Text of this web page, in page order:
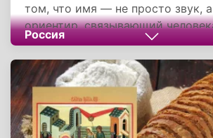
том, что имя — не просто звук,
ориентир, связывающий
ценностями: верой,
благодатью. Через почитание
верующие учатся воплощать в
добродетели, которые
имена.
Россия